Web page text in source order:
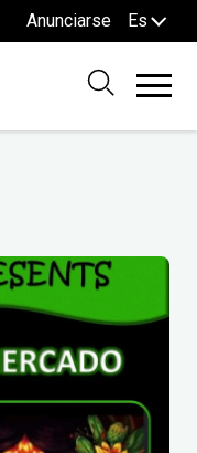
Anunciarse Es